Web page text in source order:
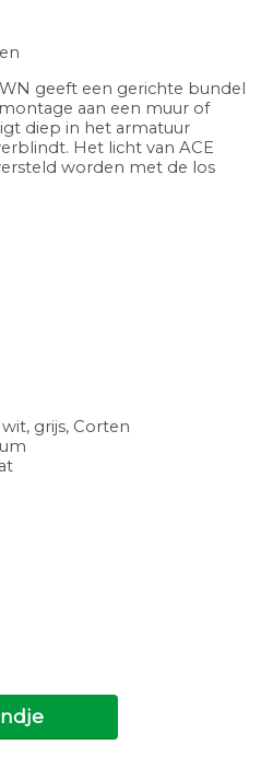
geeft een gerichte bundel
aan een muur of
diep in het armatuur
Het licht van ACE
worden met de los
grijs, Corten